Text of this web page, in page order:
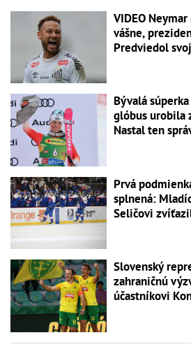
VIDEO
vášne,
Predviedol
Bývalá
glóbus urobila
Nastal ten
Prvá
splnená:
Seličovi
Slovenský
zahraničnú
účastníkovi